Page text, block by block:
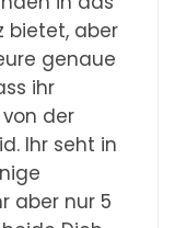
bietet, aber
genaue
ihr
der
Ihr seht in
aber nur 5